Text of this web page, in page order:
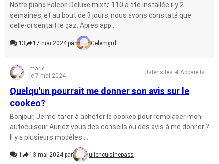
Notre piano Falcon Deluxe mixte 110 a été installée il y 2
semaines, et au bout de 3 jours, nous avons constaté que
celle-ci sentait le gaz. Après app...
13 17 mai 2024 par Celemgrd
marie
le 7 mai 2024
Ustensiles et Appareils...
Quelqu'un pourrait me donner son avis sur le
cookeo?
Bonjour, Je me tater à acheter le cookeo pour remplacer mon
autocuiseur Auriez vous des conseils ou des avis à me donner ?
Il y a plusieurs modèles ...
1 13 mai 2024 par juliencuisinepass